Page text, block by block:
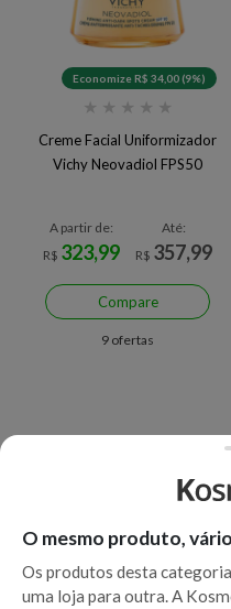
Economize R$ 34,00 (9%)
★ ★ ★ ★ ★
Creme Facial Uniformizador
Vichy Neovadiol FPS50
A partir de:
R$ 323,99
Até:
R$ 357,99
Compare
9 ofertas
O mesmo produto,
Os produtos desta
uma loja para outra. A